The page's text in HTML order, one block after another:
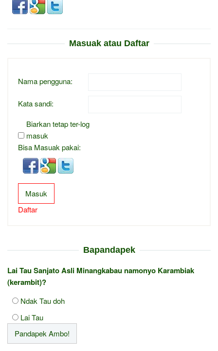
Masuak atau Daftar
Nama pengguna:
Kata sandi:
Biarkan tetap ter-log
masuk
Bisa Masuak pakai:
Masuk
Daftar
Bapandapek
Lai Tau Sanjato Asli Minangkabau namonyo Karambiak
(kerambit)?
Ndak Tau doh
Lai Tau